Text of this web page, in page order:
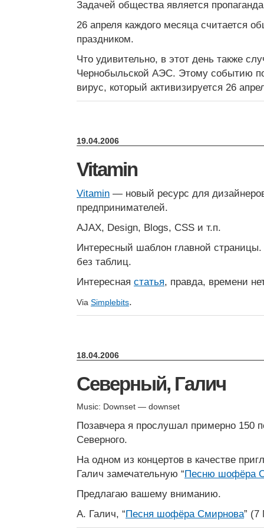
Задачей общества является
26 апреля каждого месяца считается
праздником.
Что удивительно, в этот день также
Чернобыльской АЭС. Этому событию
вирус, который активизируется 26
19.04.2006
Vitamin
Vitamin — новый ресурс для
предпринимателей.
AJAX, Design, Blogs, CSS и т.п.
Интересный шаблон главной страницы.
без таблиц.
Интересная статья, правда, времени
Via Simplebits.
18.04.2006
Северный, Галич
Music: Downset — downset
Позавчера я прослушал примерно 150
Северного.
На одном из концертов в качестве
Галич замечательную “Песню шофёра
Предлагаю вашему вниманию.
А. Галич, “Песня шофёра Смирнова”